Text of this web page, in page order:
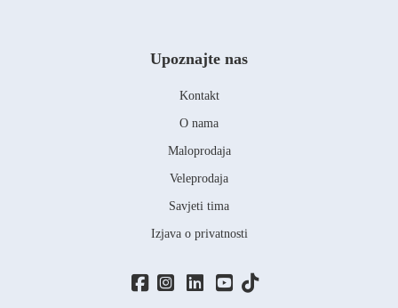
Upoznajte nas
Kontakt
O nama
Maloprodaja
Veleprodaja
Savjeti tima
Izjava o privatnosti